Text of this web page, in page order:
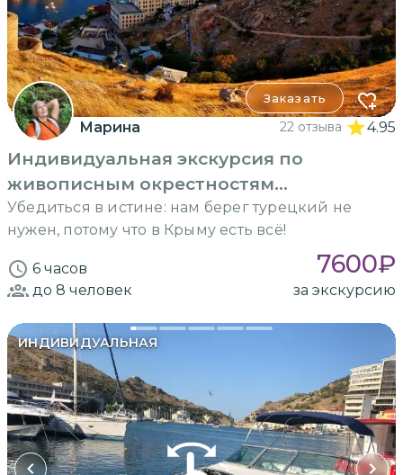
Заказать
Марина 22 отзыва 4.95
Индивидуальная экскурсия по
живописным окрестностям
Севастополя
Убедиться в истине: нам берег турецкий не
нужен, потому что в Крыму есть всё!
6 часов 7600₽
до 8 человек за экскурсию
ИНДИВИДУАЛЬНАЯ